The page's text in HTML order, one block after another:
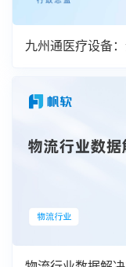
九州通医疗设备